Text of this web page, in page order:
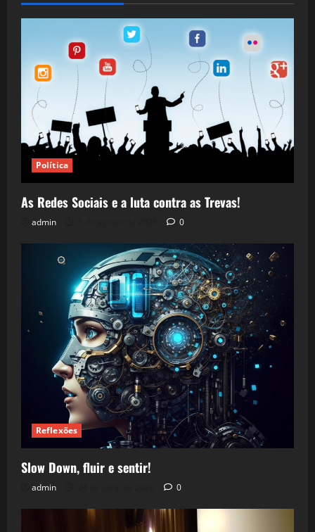
Política
As Redes Sociais e a luta contra as Trevas!
admin 0
Reflexões
Slow Down, fluir e sentir!
admin 0